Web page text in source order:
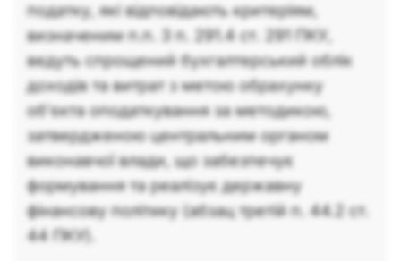
податку, які відповідають критеріям,
визначеним п.п. 3 п. 291.4 ст. 291 ПКУ,
ведуть спрощений бухгалтерський облік
доходів та витрат з метою обрахунку
об’єкта оподаткування за методикою,
затвердженою центральним органом
виконавчої влади, що забезпечує
формування та реалізує державну
фінансову політику (абзац третій п. 44.2 ст.
44 ПКУ).